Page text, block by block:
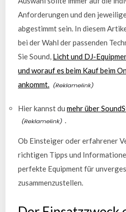
Anforderungen und den
abgestimmt sein. In diesem
bei der Wahl der passenden
Sie Sound, Licht und DJ-
und worauf es beim Kauf beim
ankommt.
Hier kannst dumehr über
.
Ob Einsteiger oder erfahrener
richtigen Tipps und
perfekte Equipment für
zusammenzustellen.